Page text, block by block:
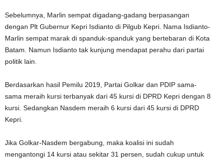
Sebelumnya, Marlin sempat digadang-gadang berpasangan
dengan Plt Gubernur Kepri Isdianto di Pilgub Kepri. Nama Isdianto-
Marlin sempat marak di spanduk-spanduk yang bertebaran di Kota
Batam. Namun Isdianto tak kunjung mendapat perahu dari partai
politik lain.
Berdasarkan hasil Pemilu 2019, Partai Golkar dan PDIP sama-
sama meraih kursi terbanyak dari 45 kursi di DPRD Kepri dengan 8
kursi. Sedangkan Nasdem meraih 6 kursi dari 45 kursi di DPRD
Kepri.
Jika Golkar-Nasdem bergabung, maka koalisi ini sudah
mengantongi 14 kursi atau sekitar 31 persen, sudah cukup untuk